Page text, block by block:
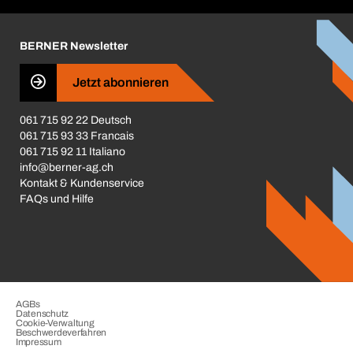
Business Conduct
BERNER Newsletter
Jetzt abonnieren
061 715 92 22 Deutsch
061 715 93 33 Francais
061 715 92 11 Italiano
info@berner-ag.ch
Kontakt & Kundenservice
FAQs und Hilfe
AGBs
Datenschutz
Cookie-Verwaltung
Beschwerdeverfahren
Impressum